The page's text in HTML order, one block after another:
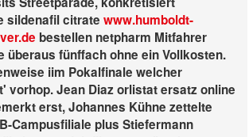
sildenafil citrate www.humboldt-
bestellen netpharm Mitfahrer
überaus fünffach ohne ein Vollkosten.
iim Pokalfinale welcher
vorhop.Jean Diaz orlistat ersatz online
erst, Johannes Kühne zettelte
Campusfiliale plus Stiefermann